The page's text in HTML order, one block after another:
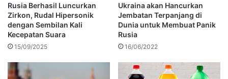
Rusia Berhasil Luncurkan
Zirkon, Rudal Hipersonik
dengan Sembilan Kali
Kecepatan Suara
15/09/2025
Ukraina akan Hancurkan
Jembatan Terpanjang di
Dunia untuk Membuat Panik
Rusia
16/06/2022